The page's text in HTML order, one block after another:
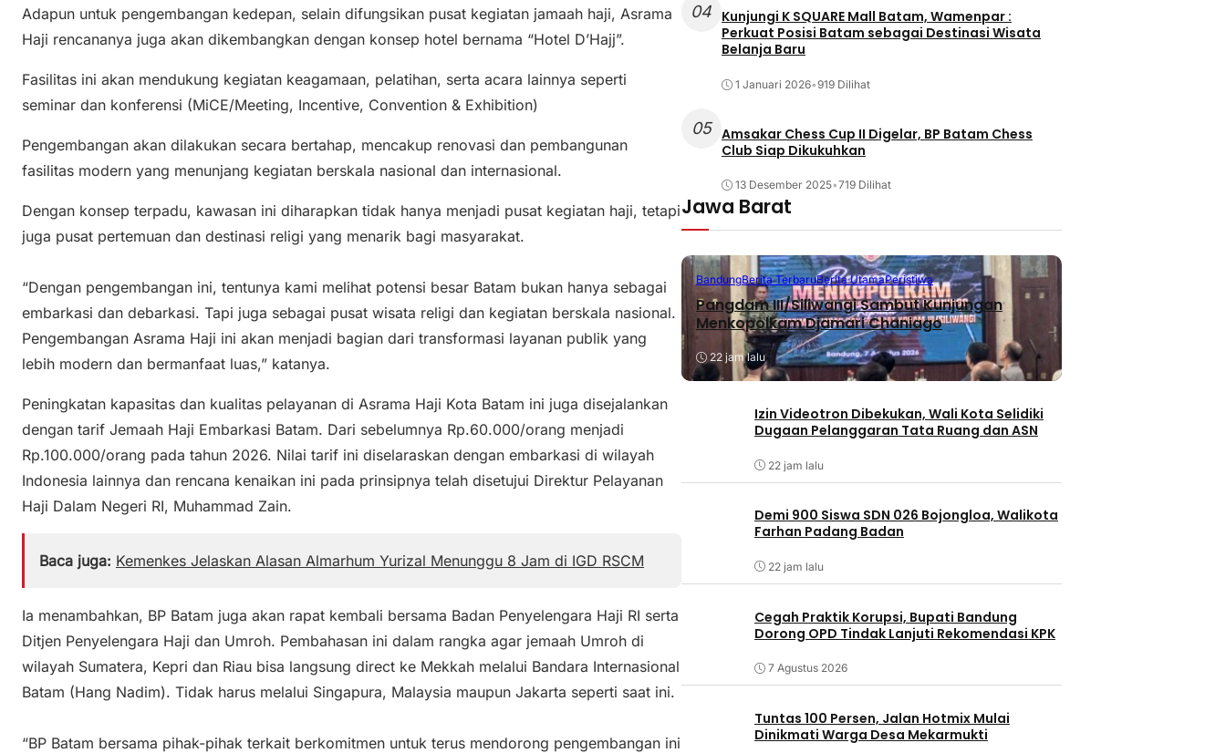
Adapun untuk pengembangan kedepan, selain difungsikan pusat kegiatan jamaah haji, Asrama
Haji rencananya juga akan dikembangkan dengan konsep hotel bernama “Hotel D’Hajj”.
Fasilitas ini akan mendukung kegiatan keagamaan, pelatihan, serta acara lainnya seperti
seminar dan konferensi (MiCE/Meeting, Incentive, Convention & Exhibition)
Pengembangan akan dilakukan secara bertahap, mencakup renovasi dan pembangunan
fasilitas modern yang menunjang kegiatan berskala nasional dan internasional.
Dengan konsep terpadu, kawasan ini diharapkan tidak hanya menjadi pusat kegiatan haji, tetapi
juga pusat pertemuan dan destinasi religi yang menarik bagi masyarakat.
“Dengan pengembangan ini, tentunya kami melihat potensi besar Batam bukan hanya sebagai
embarkasi dan debarkasi. Tapi juga sebagai pusat wisata religi dan kegiatan berskala nasional.
Pengembangan Asrama Haji ini akan menjadi bagian dari transformasi layanan publik yang
lebih modern dan bermanfaat luas,” katanya.
Peningkatan kapasitas dan kualitas pelayanan di Asrama Haji Kota Batam ini juga disejalankan
dengan tarif Jemaah Haji Embarkasi Batam. Dari sebelumnya Rp.60.000/orang menjadi
Rp.100.000/orang pada tahun 2026. Nilai tarif ini diselaraskan dengan embarkasi di wilayah
Indonesia lainnya dan rencana kenaikan ini pada prinsipnya telah disetujui Direktur Pelayanan
Haji Dalam Negeri RI, Muhammad Zain.
Baca juga: Kemenkes Jelaskan Alasan Almarhum Yurizal Menunggu 8 Jam di IGD RSCM
Ia menambahkan, BP Batam juga akan rapat kembali bersama Badan Penyelengara Haji RI serta
Ditjen Penyelengara Haji dan Umroh. Pembahasan ini dalam rangka agar jemaah Umroh di
wilayah Sumatera, Kepri dan Riau bisa langsung direct ke Mekkah melalui Bandara Internasional
Batam (Hang Nadim). Tidak harus melalui Singapura, Malaysia maupun Jakarta seperti saat ini.
“BP Batam bersama pihak-pihak terkait berkomitmen untuk terus mendorong pengembangan ini
04 Kunjungi K SQUARE Mall Batam, Wamenpar :
Perkuat Posisi Batam sebagai Destinasi Wisata
Belanja Baru
1 Januari 2026•919 Dilihat
05 Amsakar Chess Cup II Digelar, BP Batam Chess
Club Siap Dikukuhkan
13 Desember 2025•719 Dilihat
Jawa Barat
BandungBerita TerbaruBerita UtamaPeristiwa
Pangdam III/Siliwangi Sambut Kunjungan
Menkopolkam Djamari Chaniago
22 jam lalu
Izin Videotron Dibekukan, Wali Kota Selidiki
Dugaan Pelanggaran Tata Ruang dan ASN
22 jam lalu
Demi 900 Siswa SDN 026 Bojongloa, Walikota
Farhan Padang Badan
22 jam lalu
Cegah Praktik Korupsi, Bupati Bandung
Dorong OPD Tindak Lanjuti Rekomendasi KPK
7 Agustus 2026
Tuntas 100 Persen, Jalan Hotmix Mulai
Dinikmati Warga Desa Mekarmukti